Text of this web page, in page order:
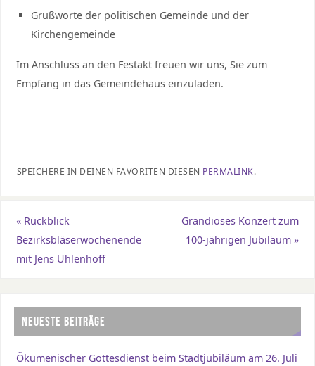
Grußworte der politischen Gemeinde und der
Kirchengemeinde
Im Anschluss an den Festakt freuen wir uns, Sie zum
Empfang in das Gemeindehaus einzuladen.
SPEICHERE IN DEINEN FAVORITEN DIESEN PERMALINK.
«Rückblick
Bezirksbläserwochenende
mit Jens Uhlenhoff
Grandioses Konzert zum
100-jährigen Jubiläum»
NEUESTE BEITRÄGE
Ökumenischer Gottesdienst beim Stadtjubiläum am 26. Juli